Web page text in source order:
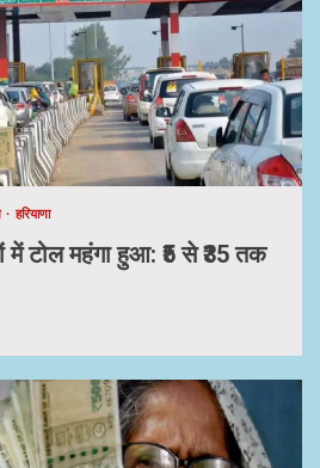
हरियाणा
में टोल महंगा हुआ: ₹5 से ₹35 तक